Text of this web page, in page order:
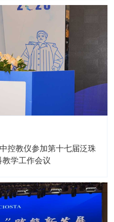
控教仪参加第十七届泛珠
教学工作会议